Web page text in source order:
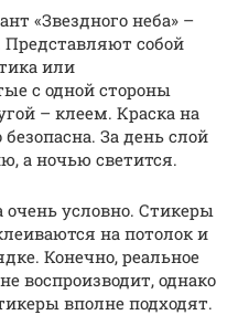
«Звездного неба» –
собой
или
с одной стороны
– клеем. Краска на
За день слой
а ночью светится.
очень условно. Стикеры
на потолок и
Конечно, реальное
воспроизводит, однако
вполне подходят.